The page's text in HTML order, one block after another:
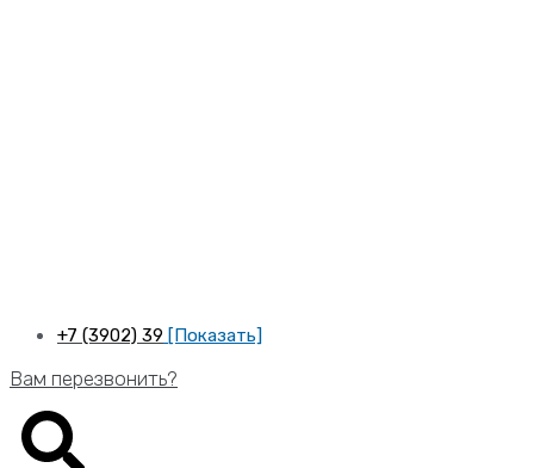
+7 (3902) 39 [Показать]
Вам перезвонить?